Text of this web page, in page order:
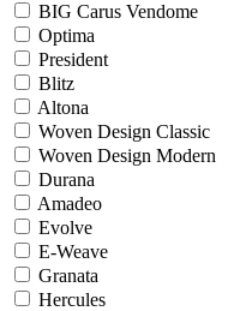
BIG Carus Vendome
Optima
President
Blitz
Altona
Woven Design Classic
Woven Design Modern
Durana
Amadeo
Evolve
E-Weave
Granata
Hercules